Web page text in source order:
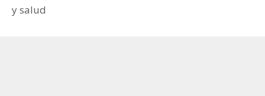
y salud